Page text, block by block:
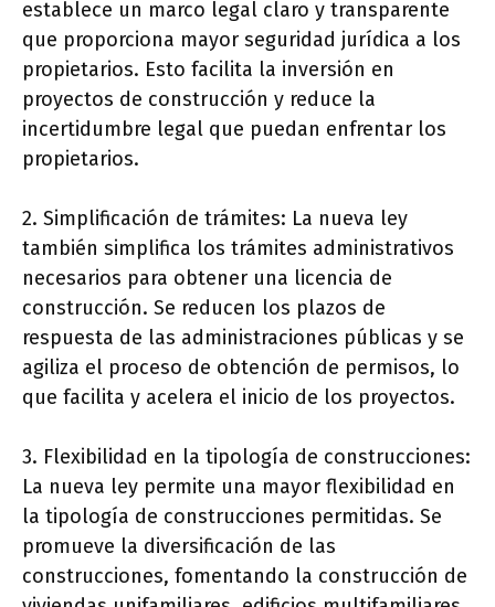
establece un marco legal claro y transparente
que proporciona mayor seguridad jurídica a los
propietarios. Esto facilita la inversión en
proyectos de construcción y reduce la
incertidumbre legal que puedan enfrentar los
propietarios.
2. Simplificación de trámites: La nueva ley
también simplifica los trámites administrativos
necesarios para obtener una licencia de
construcción. Se reducen los plazos de
respuesta de las administraciones públicas y se
agiliza el proceso de obtención de permisos, lo
que facilita y acelera el inicio de los proyectos.
3. Flexibilidad en la tipología de construcciones:
La nueva ley permite una mayor flexibilidad en
la tipología de construcciones permitidas. Se
promueve la diversificación de las
construcciones, fomentando la construcción de